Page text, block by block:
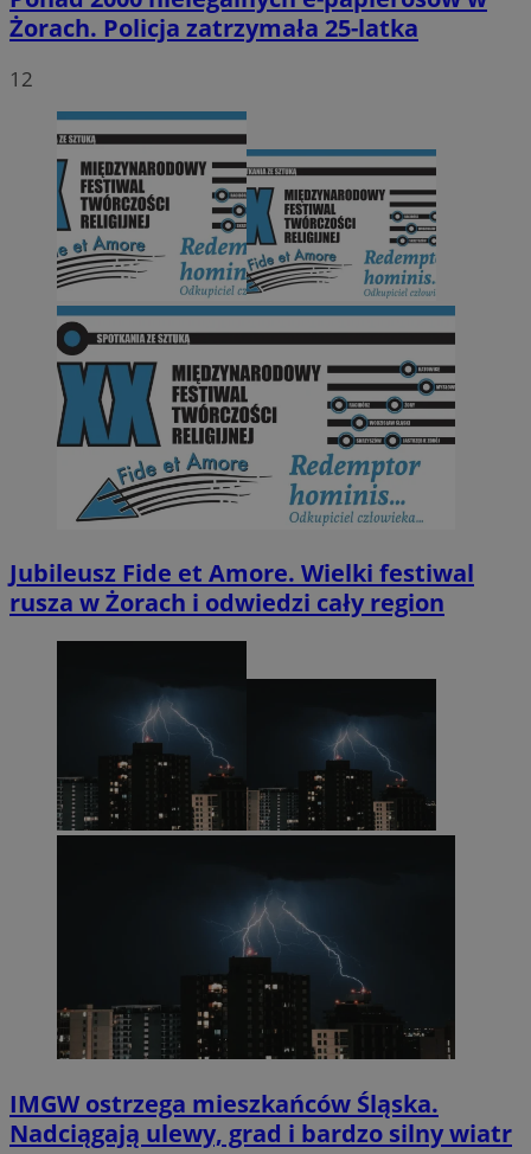
Żorach. Policja zatrzymała 25-latka
12
Jubileusz Fide et Amore. Wielki festiwal
rusza w Żorach i odwiedzi cały region
IMGW ostrzega mieszkańców Śląska.
Nadciągają ulewy, grad i bardzo silny wiatr